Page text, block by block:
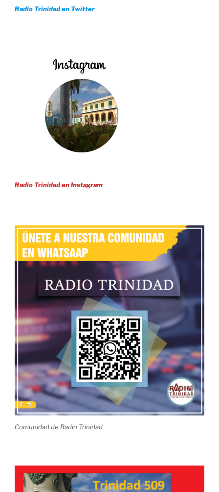
Radio Trinidad en Twitter
Radio Trinidad en Instagram
Comunidad de Radio Trinidad